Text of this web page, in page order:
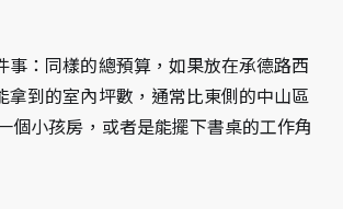
事：同樣的總預算，如果放在承德路西
拿到的室內坪數，通常比東側的中山區
個小孩房，或者是能擺下書桌的工作角